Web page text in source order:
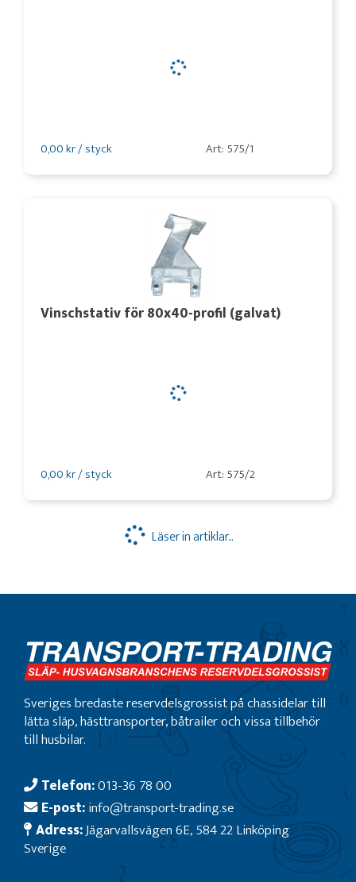
0,00 kr / styck Art: 575/1
Vinschstativ för 80x40-profil (galvat)
0,00 kr / styck Art: 575/2
Läser in artiklar...
Sveriges bredaste reservdelsgrossist på chassidelar till
lätta släp, hästtransporter, båtrailer och vissa tillbehör
till husbilar.
Telefon:013-36 78 00
E-post:info@transport-trading.se
Adress:Jägarvallsvägen 6E, 584 22 Linköping
Sverige